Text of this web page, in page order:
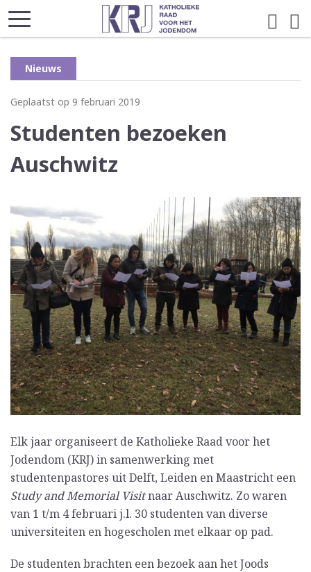
Nieuws
Geplaatst op 9 februari 2019
Studenten bezoeken
Auschwitz
Elk jaar organiseert de Katholieke Raad voor het
Jodendom (KRJ) in samenwerking met
studentenpastores uit Delft, Leiden en Maastricht een
Study and Memorial Visitnaar Auschwitz. Zo waren
van 1 t/m 4 februari j.l. 30 studenten van diverse
universiteiten en hogescholen met elkaar op pad.
De studenten brachten een bezoek aan het Joods